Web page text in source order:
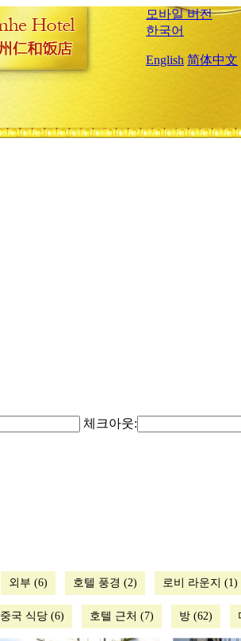
모바일 버전
한국어
English 简体中文
체크아웃:
외부 (6) 호텔 풍경 (2) 로비 라운지 (1)
중국 식당 (6) 호텔 근처 (7) 방 (62)